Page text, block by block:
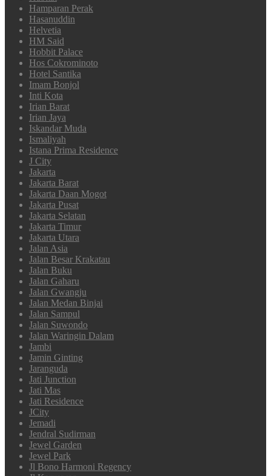
Hamparan Perak
Hasanuddin
Helvetia
HM Said
Hobbit Palace
Hos Cokrominoto
Hotel Santika
Imam Bonjol
Inti Kota
Irian Barat
Irian Jaya
Iskandar Muda
Ismaliyah
Istana Prima Residence
J City
Jakarta
Jakarta Barat
Jakarta Daan Mogot
Jakarta Pusat
Jakarta Selatan
Jakarta Timur
Jakarta Utara
Jalan Asia
Jalan Besar Krakatau
Jalan Buku
Jalan Gaharu
Jalan Gwangju
Jalan Medan Binjai
Jalan Sampul
Jalan Suwondo
Jalan Waringin Dalam
Jambi
Jamin Ginting
Jaranguda
Jati Junction
Jati Mas
Jati Residence
JCity
Jemadi
Jendral Sudirman
Jewel Garden
Jewel Park
Jl Bono Harmoni Regency